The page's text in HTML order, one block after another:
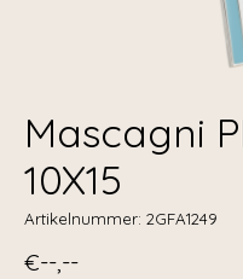
Mascagni
10X15
Artikelnummer: 2GFA1249
€--,--